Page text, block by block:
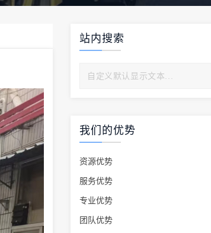
站内搜索
我们的优势
资源优势
服务优势
专业优势
团队优势